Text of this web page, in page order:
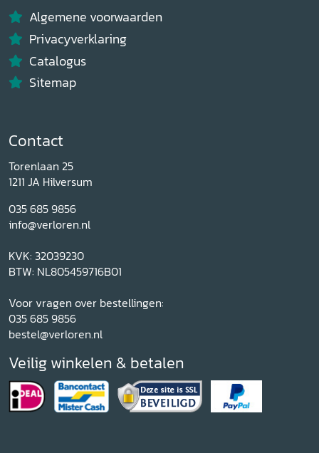
Algemene voorwaarden
Privacyverklaring
Catalogus
Sitemap
Contact
Torenlaan 25
1211 JA Hilversum
035 685 9856
info@verloren.nl
KVK: 32039230
BTW: NL805459716B01
Voor vragen over bestellingen:
035 685 9856
bestel@verloren.nl
Veilig winkelen & betalen